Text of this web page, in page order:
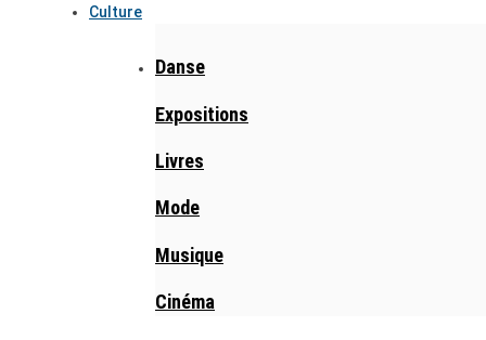
Culture
Danse
Expositions
Livres
Mode
Musique
Cinéma